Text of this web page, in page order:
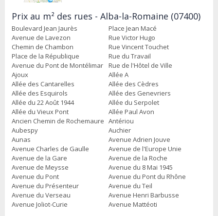
Prix au m² des rues - Alba-la-Romaine (07400)
Boulevard Jean Jaurès
Place Jean Macé
Avenue de Lavezon
Rue Victor Hugo
Chemin de Chambon
Rue Vincent Touchet
Place de la République
Rue du Travail
Avenue du Pont de Montélimar
Rue de l'Hôtel de Ville
Ajoux
Allée A
Allée des Cantarelles
Allée des Cèdres
Allée des Esquirols
Allée des Genevriers
Allée du 22 Août 1944
Allée du Serpolet
Allée du Vieux Pont
Allée Paul Avon
Ancien Chemin de Rochemaure Antériou
Aubespy
Auchier
Aunas
Avenue Adrien Jouve
Avenue Charles de Gaulle
Avenue de l'Europe Unie
Avenue de la Gare
Avenue de la Roche
Avenue de Meysse
Avenue du 8 Mai 1945
Avenue du Pont
Avenue du Pont du Rhône
Avenue du Présenteur
Avenue du Teil
Avenue du Verseau
Avenue Henri Barbusse
Avenue Joliot-Curie
Avenue Mattéoti